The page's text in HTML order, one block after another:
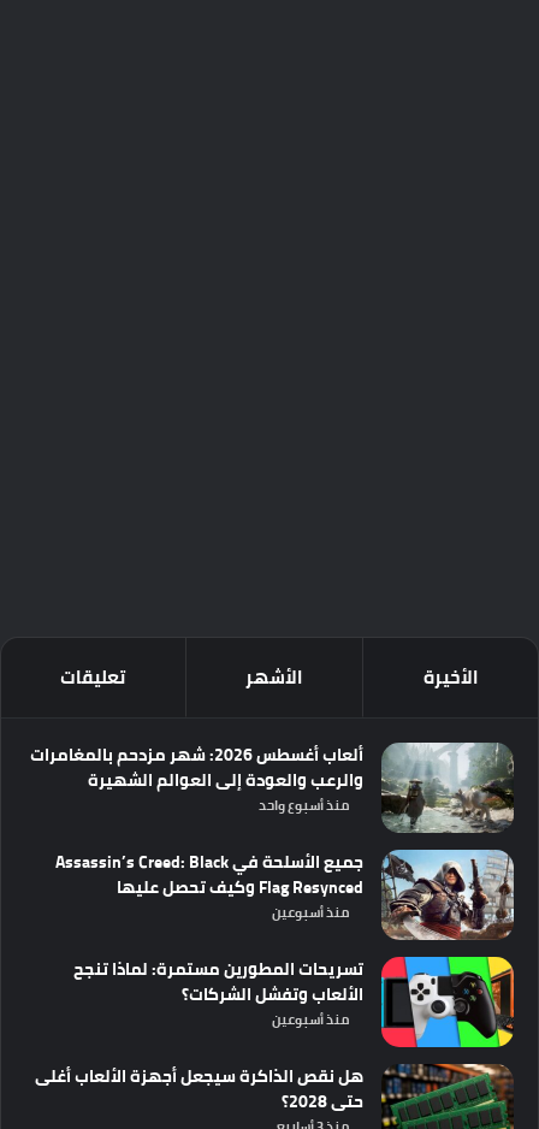
الأخيرة الأشهر تعليقات
ألعاب أغسطس 2026: شهر مزدحم بالمغامرات
والرعب والعودة إلى العوالم الشهيرة
منذ أسبوع واحد
جميع الأسلحة في Assassin’s Creed: Black
Flag Resynced وكيف تحصل عليها
منذ أسبوعين
تسريحات المطورين مستمرة: لماذا تنجح
الألعاب وتفشل الشركات؟
منذ أسبوعين
هل نقص الذاكرة سيجعل أجهزة الألعاب أغلى
حتى 2028؟